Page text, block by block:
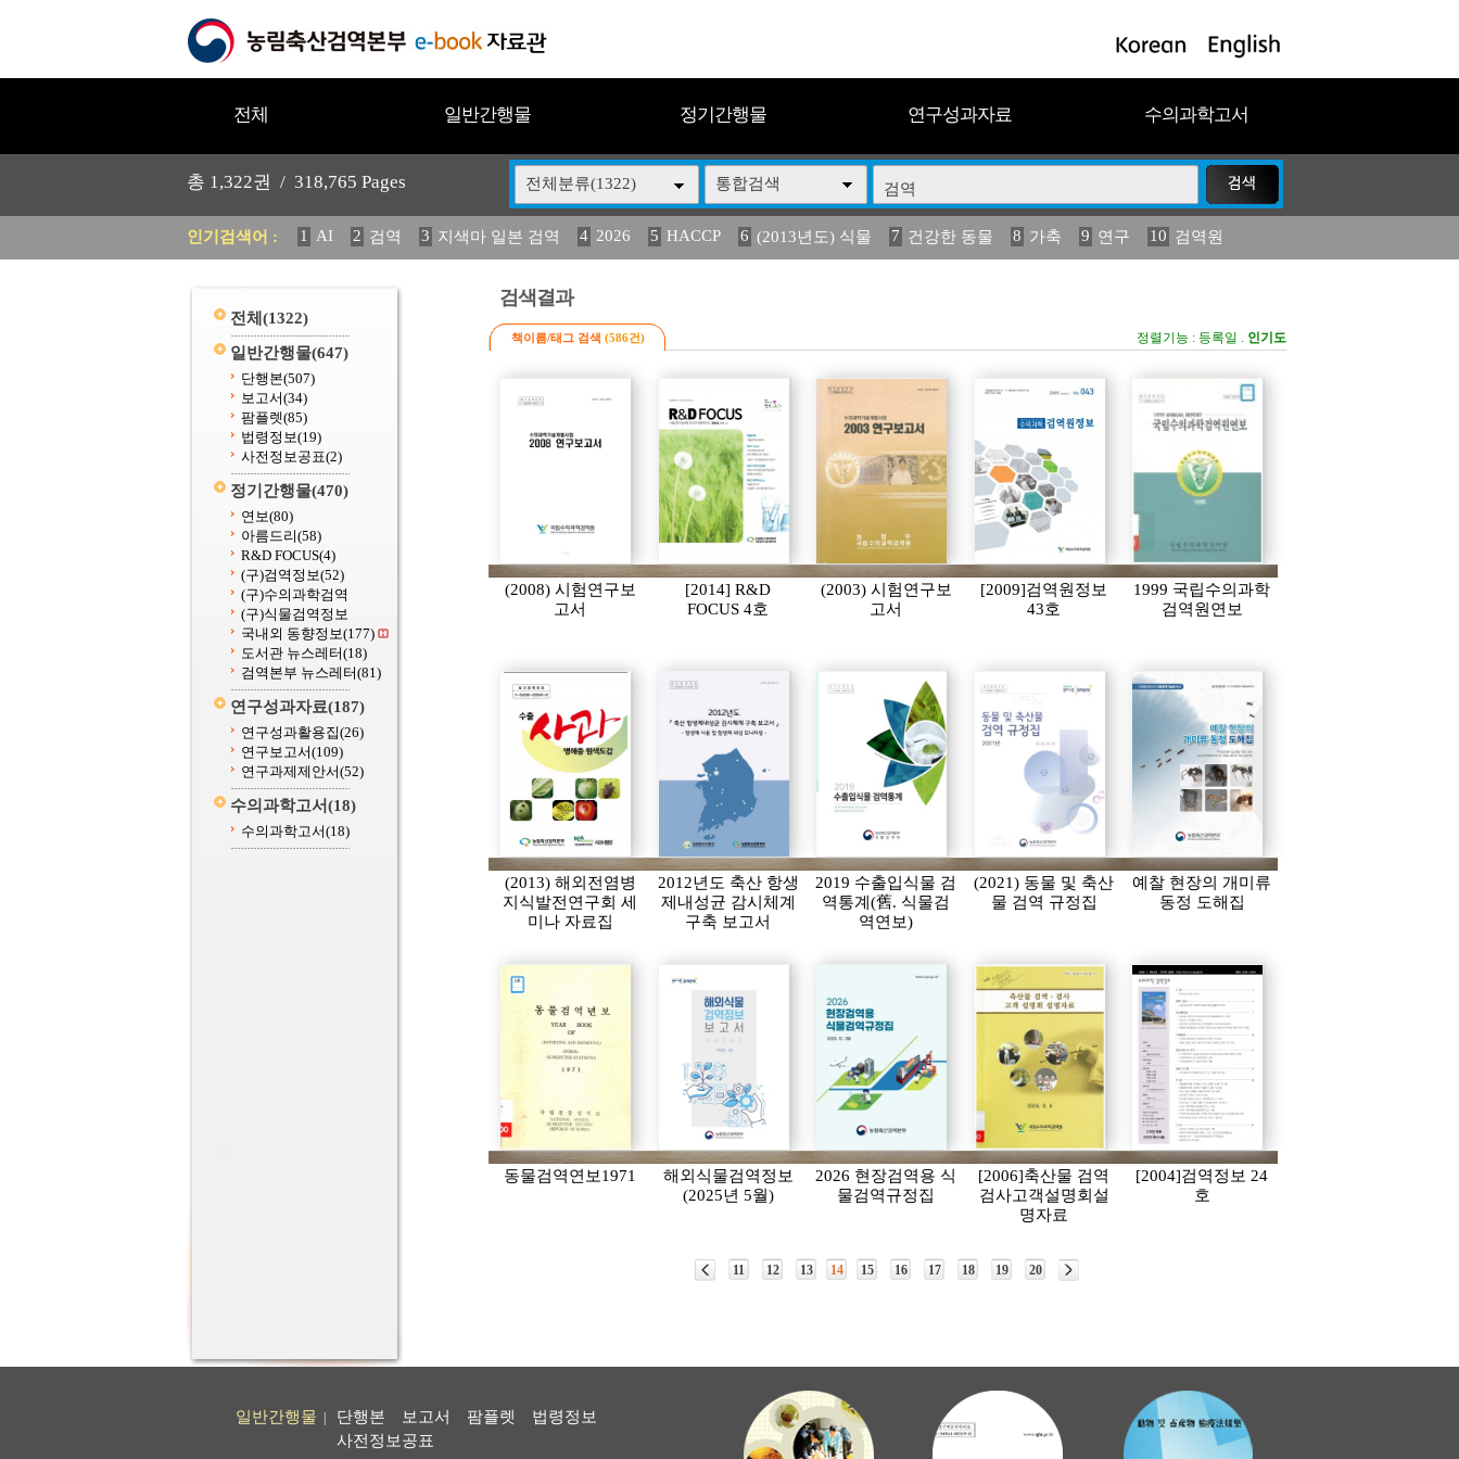
전체 일반간행물 정기간행물 연구성과자료 수의과학고서
총 1,322권 / 318,765 Pages 전체분류(1322) 통합검색
인기검색어 : 1 AI 2 검역 3 지색마 일본 검역 4 2026 5 HACCP 6 (2013년도) 식물 7 건강한 동물 8 가축 9 연구 10 검역원
11 2025 12 중독성 식물 도감 13 (2013년도) 식 14 媛 異 15 구제역 16 관리 17 연보 18 농림수산 19 2023
전체 (1322)
일반간행물(647)
단행본(507)
보고서(34)
팜플렛(85)
법령정보(19)
사전정보공표(2)
정기간행물(470)
연보(80)
아름드리(58)
R&D FOCUS(4)
(구)검역정보(52)
(구)수의과학검역
(구)식물검역정보
국내외 동향정보(177)
도서관 뉴스레터(18)
검역본부 뉴스레터(81)
연구성과자료(187)
연구성과활용집(26)
연구보고서(109)
연구과제제안서(52)
수의과학고서(18)
수의과학고서(18)
검색결과
책이름/태그 검색 (586건) 정렬기능 : 등록일 . 인기도
(2008) 시험연구보
고서
[2014] R&D
FOCUS 4호
(2003) 시험연구보
고서
[2009]검역원정보
43호
1999 국립수의과학
검역원연보
(2013) 해외전염병
지식발전연구회 세
미나 자료집
2012년도 축산 항생
제내성균 감시체계
구축 보고서
2019 수출입식물 검
역통계(舊. 식물검
역연보)
(2021) 동물 및 축산
물 검역 규정집
예찰 현장의 개미류
동정 도해집
동물검역연보1971
해외식물검역정보
(2025년 5월)
2026 현장검역용 식
물검역규정집
[2006]축산물 검역
검사고객설명회설
명자료
[2004]검역정보 24
호
11 12 13 14 15 16 17 18 19 20
일반간행물 단행본 보고서 팜플렛
법령정보
사전정보공표